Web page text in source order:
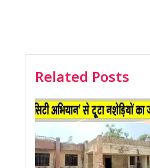
Related Posts